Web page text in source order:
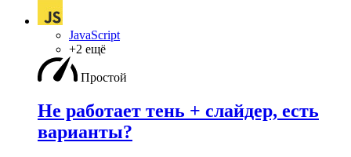
JavaScript
+2 ещё
Простой
Не работает тень + слайдер, есть
варианты?